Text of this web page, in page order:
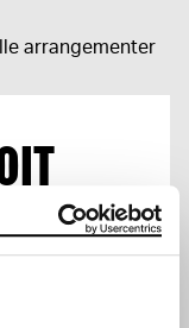
arrangementer